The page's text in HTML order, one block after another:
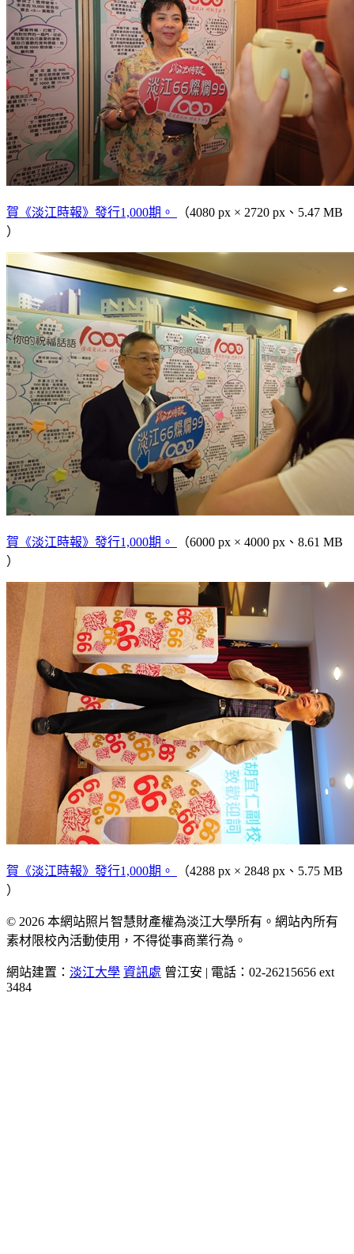
賀《淡江時報》發行1,000期。
（4080 px × 2720 px、5.47 MB
）
賀《淡江時報》發行1,000期。
（6000 px × 4000 px、8.61 MB
）
賀《淡江時報》發行1,000期。
（4288 px × 2848 px、5.75 MB
）
© 2026 本網站照片智慧財產權為淡江大學所有。網站內所有
素材限校內活動使用，不得從事商業行為。
網站建置： 淡江大學 資訊處 曾江安 | 電話：02-26215656 ext
3484